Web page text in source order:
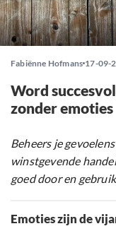
Fabiënne Hofmans 17-09-
Word
zonder emoties
Beheers je
winstgevende
goed door en
Emoties zijn de